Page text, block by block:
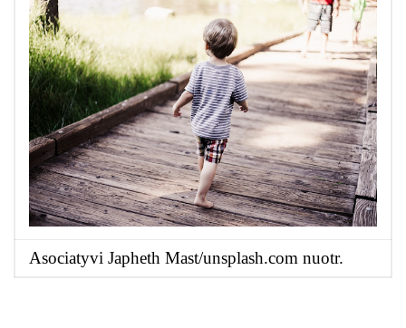
Asociatyvi Japheth Mast/unsplash.com nuotr.